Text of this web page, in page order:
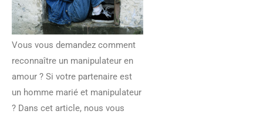
Vous vous demandez comment
reconnaître un manipulateur en
amour ? Si votre partenaire est
un homme marié et manipulateur
? Dans cet article, nous vous